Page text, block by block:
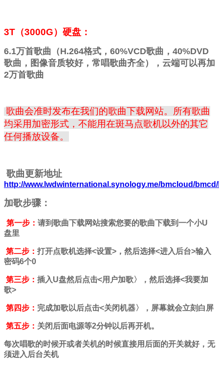
3T（3000G）硬盘：
6.1万首歌曲（H.264格式， 60%VCD歌曲， 40%DVD
歌曲，图像音质较好，常唱歌曲齐全），云端可以再加
2万首歌曲
歌曲会准时发布在我们的歌曲下载网站。所有歌曲
均采用加密形式，不能用在斑马点歌机以外的其它
任何播放设备。
歌曲更新地址
http://www.lwdwinternational.synology.me/bmcloud/
加歌步骤：
第一步： 请到歌曲下载网站搜索您要的歌曲下载到一个小U
盘里
第二步： 打开点歌机选择<设置> ，然后选择<进入后台>输入
密码6个0
第三步： 插入U盘然后点击<用户加歌〉，然后选择<我要加
歌>
第四步： 完成加歌以后点击<关闭机器〉，屏幕就会立刻白屏
第五步： 关闭后面电源等2分钟以后再开机。
每次唱歌的时候开或者关机的时候直接用后面的开关就好，无
须进入后台关机